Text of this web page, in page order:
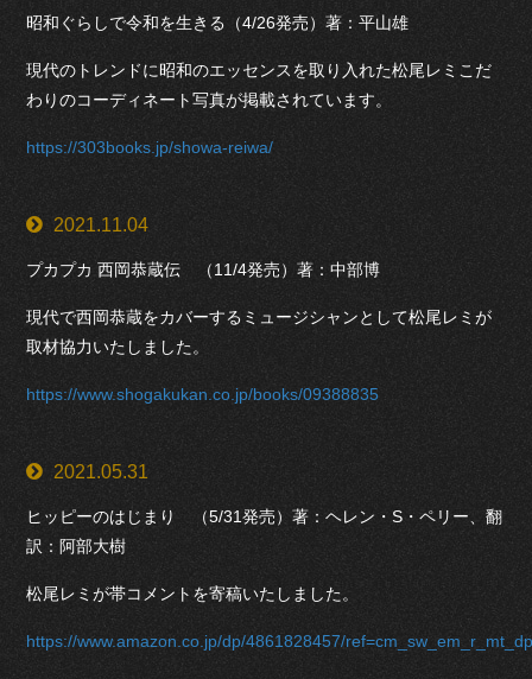
昭和ぐらしで令和を生きる（4/26発売）著：平山雄
現代のトレンドに昭和のエッセンスを取り入れた松尾レミこだ
わりのコーディネート写真が掲載されています。
https://303books.jp/showa-reiwa/
2021.11.04
プカプカ 西岡恭蔵伝 （11/4発売）著：中部博
現代で西岡恭蔵をカバーするミュージシャンとして松尾レミが
取材協力いたしました。
https://www.shogakukan.co.jp/books/09388835
2021.05.31
ヒッピーのはじまり （5/31発売）著：ヘレン・S・ペリー、翻
訳：阿部大樹
松尾レミが帯コメントを寄稿いたしました。
https://www.amazon.co.jp/dp/4861828457/